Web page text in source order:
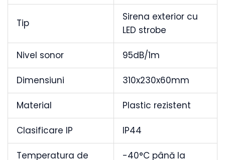
Tip
Sirena exterior cu
LED strobe
Nivel sonor 95dB/1m
Dimensiuni 310x230x60mm
Material Plastic rezistent
Clasificare IP IP44
Temperatura de
-40°C până la